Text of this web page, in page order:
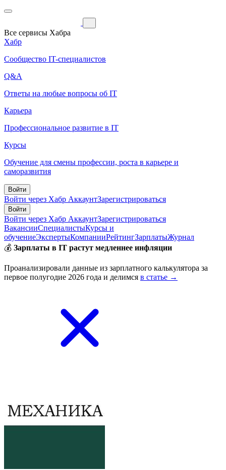
Все сервисы Хабра
Хабр
Сообщество IT-специалистов
Q&A
Ответы на любые вопросы об IT
Карьера
Профессиональное развитие в IT
Курсы
Обучение для смены профессии, роста в карьере и
саморазвития
Войти
Войти через Хабр АккаунтЗарегистрироваться
Войти
Войти через Хабр АккаунтЗарегистрироваться
ВакансииСпециалистыКурсы и
обучениеЭкспертыКомпанииРейтингЗарплатыЖурнал
💰 Зарплаты в IT растут медленнее инфляции
Проанализировали данные из зарплатного калькулятора за
первое полугодие 2026 года и делимся в статье →